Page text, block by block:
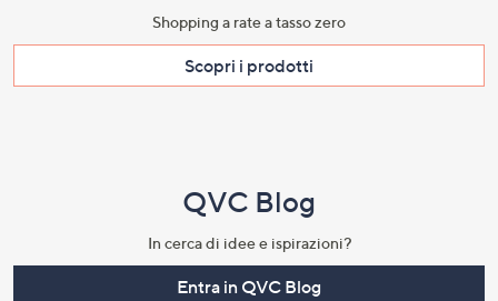
Shopping a rate a tasso zero​
Scopri i prodotti​
QVC Blog
In cerca di idee e ispirazioni?
Entra in QVC Blog